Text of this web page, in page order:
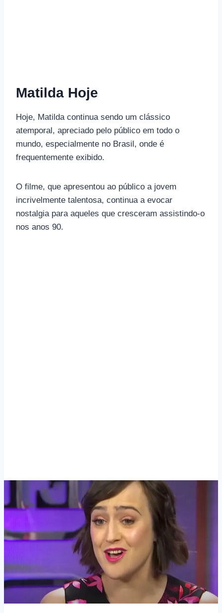
Matilda Hoje
Hoje, Matilda continua sendo um clássico
atemporal, apreciado pelo público em todo o
mundo, especialmente no Brasil, onde é
frequentemente exibido.
O filme, que apresentou ao público a jovem
incrivelmente talentosa, continua a evocar
nostalgia para aqueles que cresceram assistindo-o
nos anos 90.